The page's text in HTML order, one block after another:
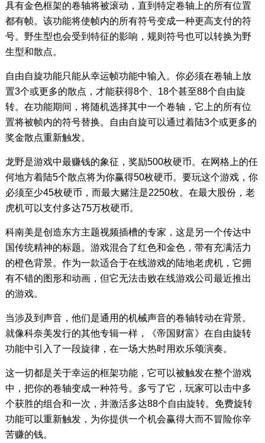
具有金色框架的卷轴将被滚动，直到特定卷轴上的所有位置
都有帧。该功能将使帧内的所有符号变成一种更高支付的符
号。野生型也会受到特征的影响，规则符号也可以转换为野
生型和散点。
自由自旋功能只能从幸运帧功能中输入。你必须在卷轴上放
置3个或更多的散点，才能获得8个、18个甚至88个自由旋
转。在功能期间，将随机选择其中一个卷轴，它上的所有位
置将被帧内的符号替换。自由自旋可以通过着陆3个或更多的
奖金散点重新触发。
龙野是游戏中最赚钱的象征，奖励500枚硬币。在网格上的任
何地方着陆5个散点将为你赢得50枚硬币。要玩这个游戏，你
必须至少45枚硬币，而最大赌注是2250枚。在最大股份，老
虎机可以支付多达75万枚硬币。
科南美是创造东方主题视频插槽的专家，这是另一个传达中
国传统精神的标题。游戏混合了红色和金色，带有充满活力
的橙色背景。作为一款适合于在线游戏的陆地老虎机，它拥
有不错的图形和动画，但它无法击败在线游戏公司最近推出
的游戏。
当涉及到声音，他们是通用的机械声音的卷轴转动在背景。
就像科奈美发行的其他专辑一样，《帝国财富》在自由旋转
功能中引入了一段旋律，在一场大热时用欢乐颂演奏。
这一切都是关于幸运的框架功能，它可以被触发在整个游戏
中，把你的卷轴变成一种符号。多亏了它，玩家可以击中多
个获胜的组合和一次，并激活多达88个自由旋转。免费旋转
功能可以重新触发，为你提供一个机会赢得大而不冒险你辛
苦赚的钱。